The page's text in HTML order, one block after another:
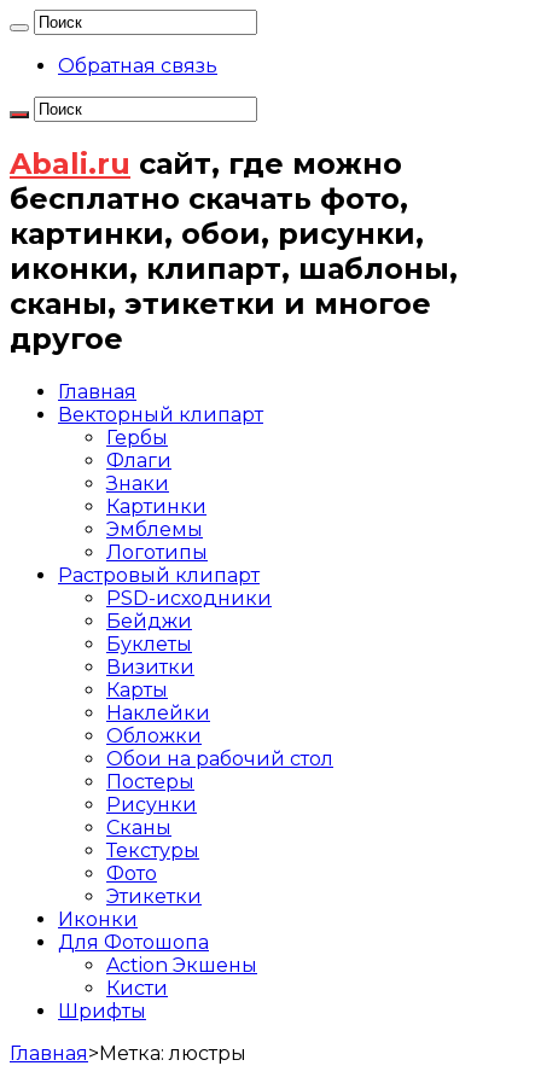
Обратная связь
Abali.ru сайт, где можно
бесплатно скачать фото,
картинки, обои, рисунки,
иконки, клипарт, шаблоны,
сканы, этикетки и многое
другое
Главная
Векторный клипарт
Гербы
Флаги
Знаки
Картинки
Эмблемы
Логотипы
Растровый клипарт
PSD-исходники
Бейджи
Буклеты
Визитки
Карты
Наклейки
Обложки
Обои на рабочий стол
Постеры
Рисунки
Сканы
Текстуры
Фото
Этикетки
Иконки
Для Фотошопа
Action Экшены
Кисти
Шрифты
Главная>Метка:люстры